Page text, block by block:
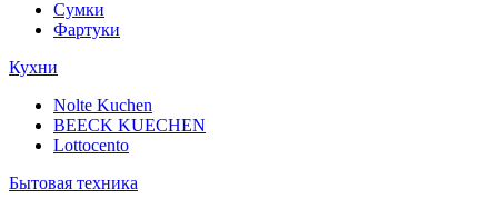
Сумки
Фартуки
Кухни
Nolte Kuchen
BEECK KUECHEN
Lottocento
Бытовая техника